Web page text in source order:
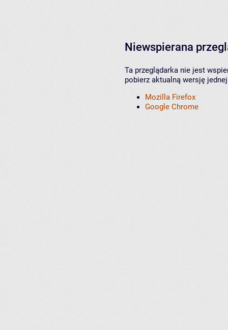
Niewspierana
Ta przeglądarka nie jest
pobierz aktualną wersję
Mozilla Firefox
Google Chrome